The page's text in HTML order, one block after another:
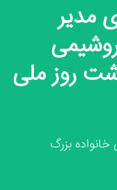
مدیر
روز ملی
بزرگ